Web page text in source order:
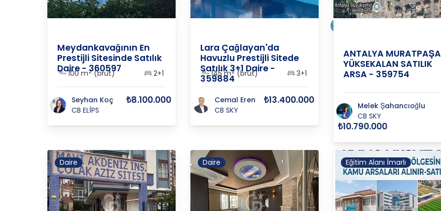
Meydankavağının En
Prestijli Sitesinde Satılık
Daire - 360597
100 m2(brüt) 2+1
Seyhan Koç
CB ELİPS
₺8.100.000
Lara Çağlayan'da
Havuzlu Prestijli Sitede
Satılık 3+1 Daire -
359884
145 m2(brüt) 3+1
Cemal Eren
CB SKY
₺13.400.000
ANTALYA MURATPAŞA
YÜKSEKALAN SATILIK
ARSA - 359754
Melek Şahancıoğlu
CB SKY
₺10.790.000
Daire Daire Eğitim Alanı İmarlı